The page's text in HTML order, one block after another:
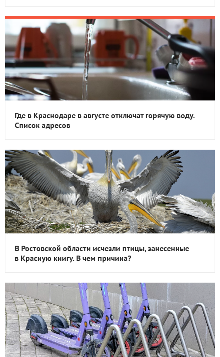
Где в Краснодаре в августе отключат горячую воду.
Список адресов
В Ростовской области исчезли птицы, занесенные
в Красную книгу. В чем причина?